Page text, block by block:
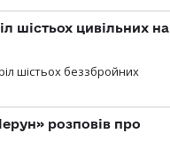
шістьох цивільних на
шістьох беззбройних
розповів про